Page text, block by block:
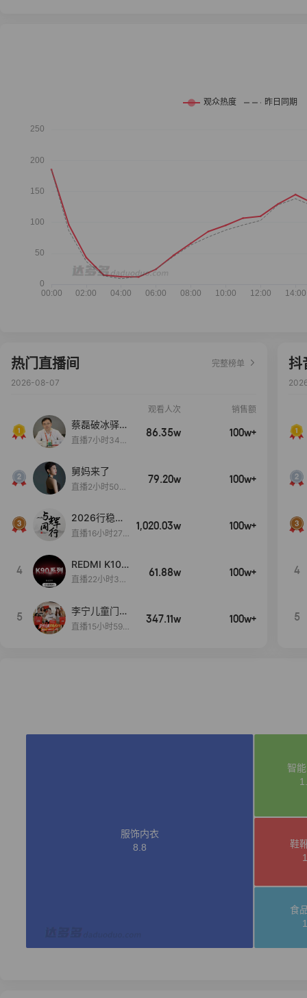
热门直播间
完整榜单
2026-08-07
观看人次 销售额
蔡磊破冰驿站
直播间好物分
直播7小时34分
86.35w 100w+
舅妈来了
直播2小时50分
79.20w 100w+
2026行稳致
远
直播16小时27
1,020.03w 100w+
4
REDMI K100
Pro系列新品
启！
直播22小时38
61.88w 100w+
5
李宁儿童门店
爆款赤兔8pr
直播15小时59
347.11w 100w+
抖
4
5